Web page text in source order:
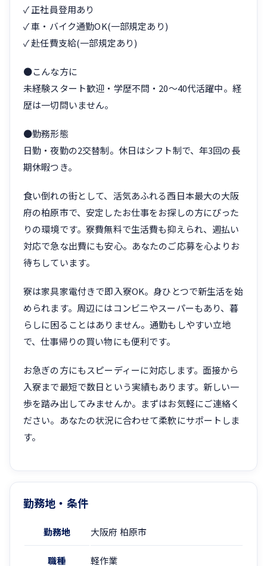
✓ 正社員登用あり
✓ 車・バイク通勤OK(一部規定あり)
✓ 赴任費支給(一部規定あり)
●こんな方に
未経験スタート歓迎・学歴不問・20〜40代活躍中。経
歴は一切問いません。
●勤務形態
日勤・夜勤の2交替制。休日はシフト制で、年3回の長
期休暇つき。
食い倒れの街として、活気あふれる西日本最大の大阪
府の柏原市で、安定したお仕事をお探しの方にぴった
りの環境です。寮費無料で生活費も抑えられ、週払い
対応で急な出費にも安心。あなたのご応募を心よりお
待ちしています。
寮は家具家電付きで即入寮OK。身ひとつで新生活を始
められます。周辺にはコンビニやスーパーもあり、暮
らしに困ることはありません。通勤もしやすい立地
で、仕事帰りの買い物にも便利です。
お急ぎの方にもスピーディーに対応します。面接から
入寮まで最短で数日という実績もあります。新しい一
歩を踏み出してみませんか。まずはお気軽にご連絡く
ださい。あなたの状況に合わせて柔軟にサポートしま
す。
勤務地・条件
勤務地 大阪府 柏原市
職種 軽作業